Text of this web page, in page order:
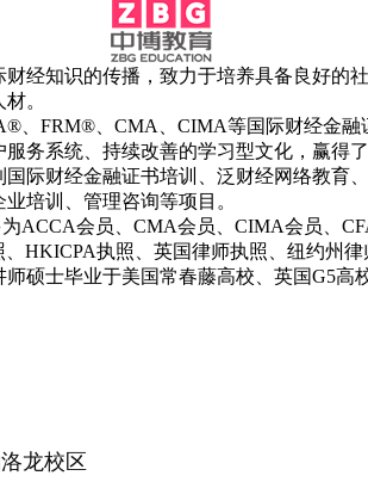
经知识的传播，致力于培养具备良好的
。
、 FRM®、CMA、CIMA等国际财经金融
务系统、持续改善的学习型文化，赢得了
际财经金融证书培训、泛财经网络教育
培训、管理咨询等项目。
ACCA会员、CMA会员、CIMA会员、
HKICPA执照、英国律师执照、纽约州
硕士毕业于美国常春藤高校、英国G5高
龙校区